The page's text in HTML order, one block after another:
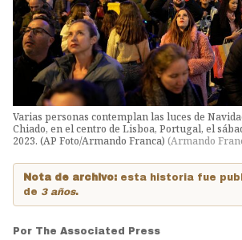
Varias personas contemplan las luces de
Chiado, en el centro de Lisboa, Portugal, el
2023. (AP Foto/Armando Franca) (Armando
Nota de archivo: esta historia fue
de 3 años.
Por The Associated Press